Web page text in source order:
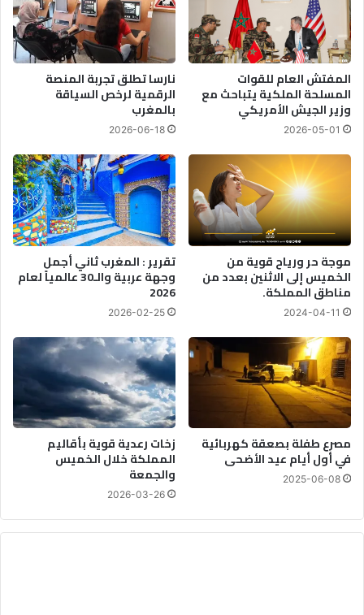
م
ل
ت
م
و
ي
ل
ا
ا
ت
ل
ن
خ
ا
ي
ة
ا
ل
م
ق
ج
م
ا
ع
ع
ل
ى
ق
ا
ي
ه
ح
ر
ا
ا
ل
م
ن
ا
ل
خ
ا
المفتش العام للقوات
المسلحة الملكية يتباحث مع
وزير الجيش الأمريكي
2026-05-01
نارسا تطلق تجربة المنصة
الرقمية لرخص السياقة
بالمغرب
2026-06-18
موجة حر ورياح قوية من
الخميس إلى الاثنين بعدد من
مناطق المملكة.
2024-04-11
تقرير : المغرب ثاني أجمل
وجهة عربية والـ30 عالمياً لعام
2026
2026-02-25
مصرع طفلة بصعقة كهربائية
في أول أيام عيد الأضحى
2025-06-08
زخات رعدية قوية بأقاليم
المملكة خلال الخميس
والجمعة
2026-03-26